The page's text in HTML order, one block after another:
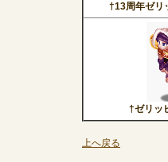
†13周年ゼリ
†ゼリッ
上へ戻る